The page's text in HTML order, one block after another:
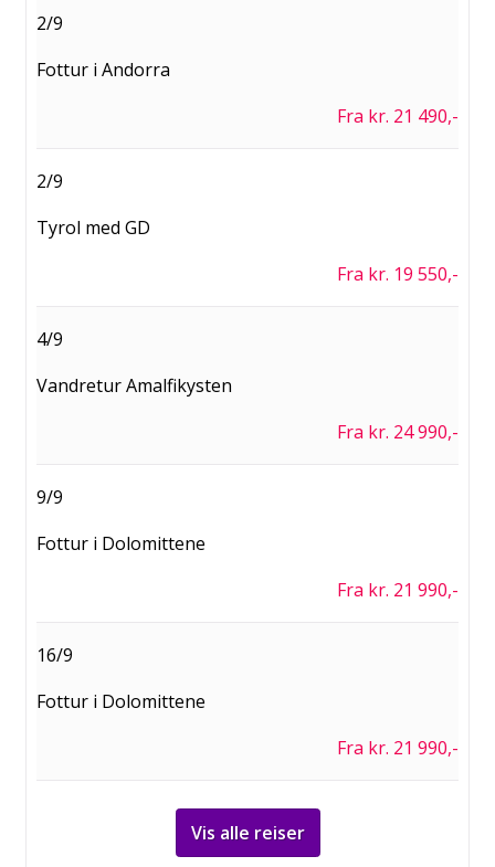
2/9
Fottur i Andorra
Fra kr. 21 490,-
2/9
Tyrol med GD
Fra kr. 19 550,-
4/9
Vandretur Amalfikysten
Fra kr. 24 990,-
9/9
Fottur i Dolomittene
Fra kr. 21 990,-
16/9
Fottur i Dolomittene
Fra kr. 21 990,-
Vis alle reiser